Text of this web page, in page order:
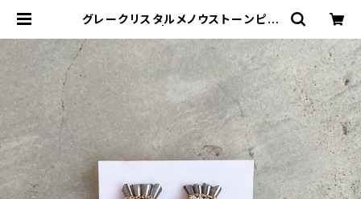
グレークリスタルメノウストーンピア